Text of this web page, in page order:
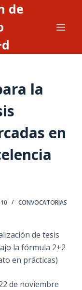
de
la
en
CONVOCATORIAS
de tesis
la fórmula 2+2
en prácticas)
de noviembre